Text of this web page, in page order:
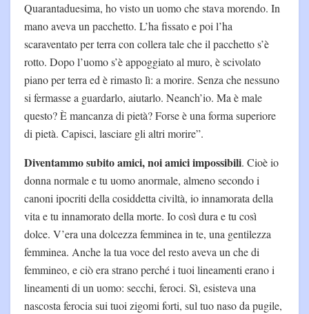
Quarantaduesima, ho visto un uomo che stava morendo. In
mano aveva un pacchetto. L’ha fissato e poi l’ha
scaraventato per terra con collera tale che il pacchetto s’è
rotto. Dopo l’uomo s’è appoggiato al muro, è scivolato
piano per terra ed è rimasto lì: a morire. Senza che nessuno
si fermasse a guardarlo, aiutarlo. Neanch’io. Ma è male
questo? È mancanza di pietà? Forse è una forma superiore
di pietà. Capisci, lasciare gli altri morire”.
Diventammo subito amici, noi amici impossibili. Cioè io
donna normale e tu uomo anormale, almeno secondo i
canoni ipocriti della cosiddetta civiltà, io innamorata della
vita e tu innamorato della morte. Io così dura e tu così
dolce. V’era una dolcezza femminea in te, una gentilezza
femminea. Anche la tua voce del resto aveva un che di
femmineo, e ciò era strano perché i tuoi lineamenti erano i
lineamenti di un uomo: secchi, feroci. Sì, esisteva una
nascosta ferocia sui tuoi zigomi forti, sul tuo naso da pugile,